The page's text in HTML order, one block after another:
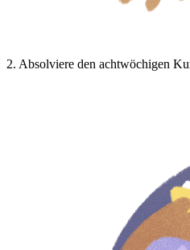
2. Absolviere den achtwöchigen